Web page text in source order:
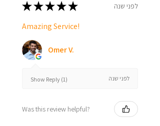
★★★★★ לפני שנה
Amazing Service!
Omer V.
Show Reply (1) לפני שנה
Was this review helpful?